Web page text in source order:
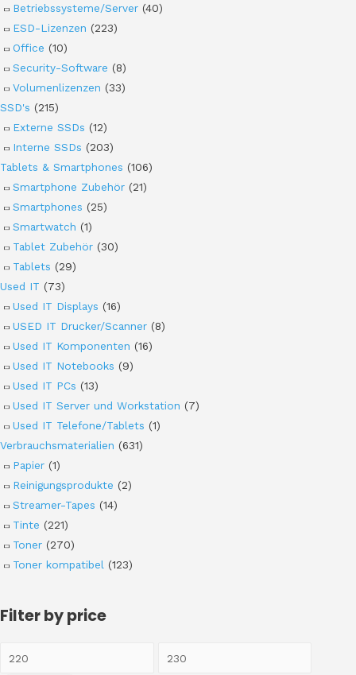
Betriebssysteme/Server (40)
ESD-Lizenzen (223)
Office (10)
Security-Software (8)
Volumenlizenzen (33)
SSD's (215)
Externe SSDs (12)
Interne SSDs (203)
Tablets & Smartphones (106)
Smartphone Zubehör (21)
Smartphones (25)
Smartwatch (1)
Tablet Zubehör (30)
Tablets (29)
Used IT (73)
Used IT Displays (16)
USED IT Drucker/Scanner (8)
Used IT Komponenten (16)
Used IT Notebooks (9)
Used IT PCs (13)
Used IT Server und Workstation (7)
Used IT Telefone/Tablets (1)
Verbrauchsmaterialien (631)
Papier (1)
Reinigungsprodukte (2)
Streamer-Tapes (14)
Tinte (221)
Toner (270)
Toner kompatibel (123)
Filter by price